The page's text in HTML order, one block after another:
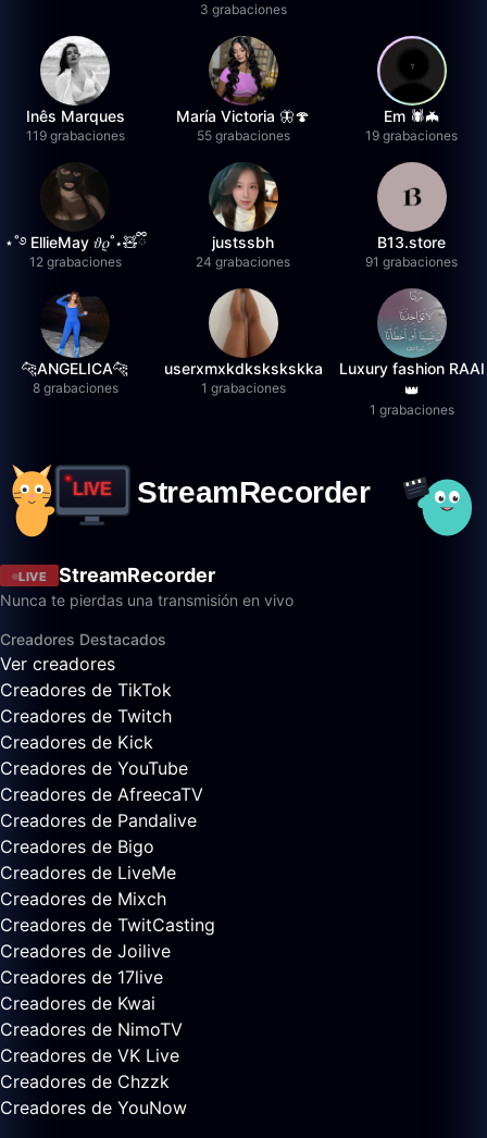
3 grabaciones
Inês Marques
119 grabaciones
María Victoria 🦋🍄
55 grabaciones
Em 🕷️🦇
19 grabaciones
⋆˚࿔ EllieMay 𝜗𝜚˚⋆🧸ྀི
12 grabaciones
justssbh
24 grabaciones
B13.store
91 grabaciones
🐆ANGELICA🐆
8 grabaciones
userxmxkdkskskskka
1 grabaciones
Luxury fashion RAAI
👑
1 grabaciones
LIVE StreamRecorder
Nunca te pierdas una transmisión en vivo
Creadores Destacados
Ver creadores
Creadores de TikTok
Creadores de Twitch
Creadores de Kick
Creadores de YouTube
Creadores de AfreecaTV
Creadores de Pandalive
Creadores de Bigo
Creadores de LiveMe
Creadores de Mixch
Creadores de TwitCasting
Creadores de Joilive
Creadores de 17live
Creadores de Kwai
Creadores de NimoTV
Creadores de VK Live
Creadores de Chzzk
Creadores de YouNow